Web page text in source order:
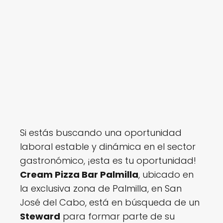
Si estás buscando una oportunidad
laboral estable y dinámica en el sector
gastronómico, ¡esta es tu oportunidad!
Cream Pizza Bar Palmilla, ubicado en
la exclusiva zona de Palmilla, en San
José del Cabo, está en búsqueda de un
Steward para formar parte de su